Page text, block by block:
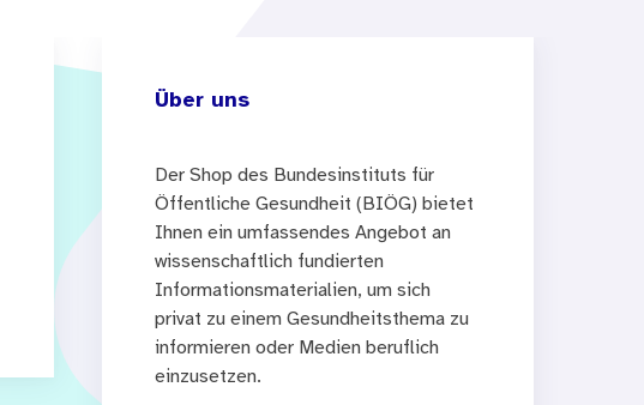
Über uns
Der Shop des Bundesinstituts für
Öffentliche Gesundheit (BIÖG) bietet
Ihnen ein umfassendes Angebot an
wissenschaftlich fundierten
Informationsmaterialien, um sich
privat zu einem Gesundheitsthema zu
informieren oder Medien beruflich
einzusetzen.